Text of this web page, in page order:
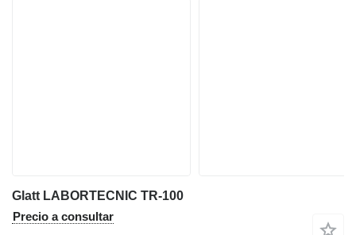
Glatt LABORTECNIC TR-100
Precio a consultar